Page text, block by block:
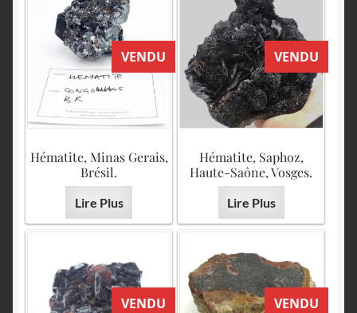
VENDU
Hématite, Minas Gerais,
Brésil.
Lire Plus
VENDU
Hématite, Saphoz,
Haute-Saône, Vosges.
Lire Plus
VENDU VENDU